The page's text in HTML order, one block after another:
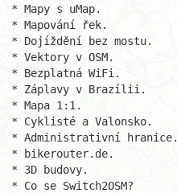
* Mapy s uMap.
* Mapování řek.
* Dojíždění bez mostu.
* Vektory v OSM.
* Bezplatná WiFi.
* Záplavy v Brazílii.
* Mapa 1:1.
* Cyklisté a Valonsko.
* Administrativní hranice.
* bikerouter.de.
* 3D budovy.
* Co se Switch2OSM?